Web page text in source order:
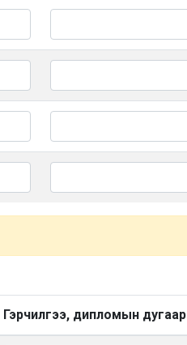
Гэрчилгээ, дипломын дугаар